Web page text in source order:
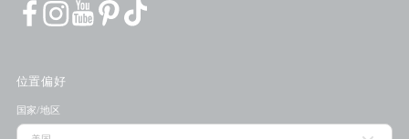
位置偏好
国家/地区